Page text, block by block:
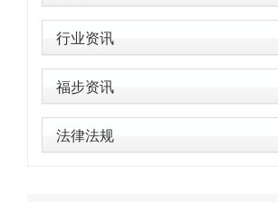
行业资讯
福步资讯
法律法规